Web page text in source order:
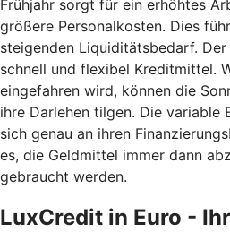
Frühjahr sorgt für ein erhöhtes
größere Personalkosten. Dies
steigenden Liquiditätsbedarf.
schnell und flexibel Kreditmittel.
eingefahren wird, können die
ihre Darlehen tilgen. Die variable
sich genau an ihren
es, die Geldmittel immer dann
gebraucht werden.
LuxCredit in Euro -